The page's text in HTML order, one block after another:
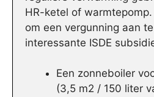
HR-ketel of
om een vergunning aan
interessante ISDE
Een zonneboiler
(3,5 m2 / 150 liter